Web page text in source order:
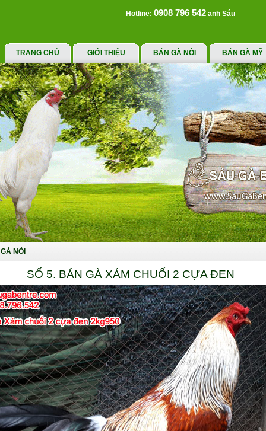
Hotline: 0908 796 542 anh Sáu
TRANG CHỦ GIỚI THIỆU BÁN GÀ NÒI BÁN GÀ MỸ
NÒI
SỐ 5. BÁN GÀ XÁM CHUỐI 2 CỰA ĐEN